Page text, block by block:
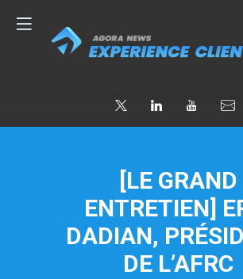
[LE GRAND
ENTRETIEN]
DADIAN,
DE L’AFRC